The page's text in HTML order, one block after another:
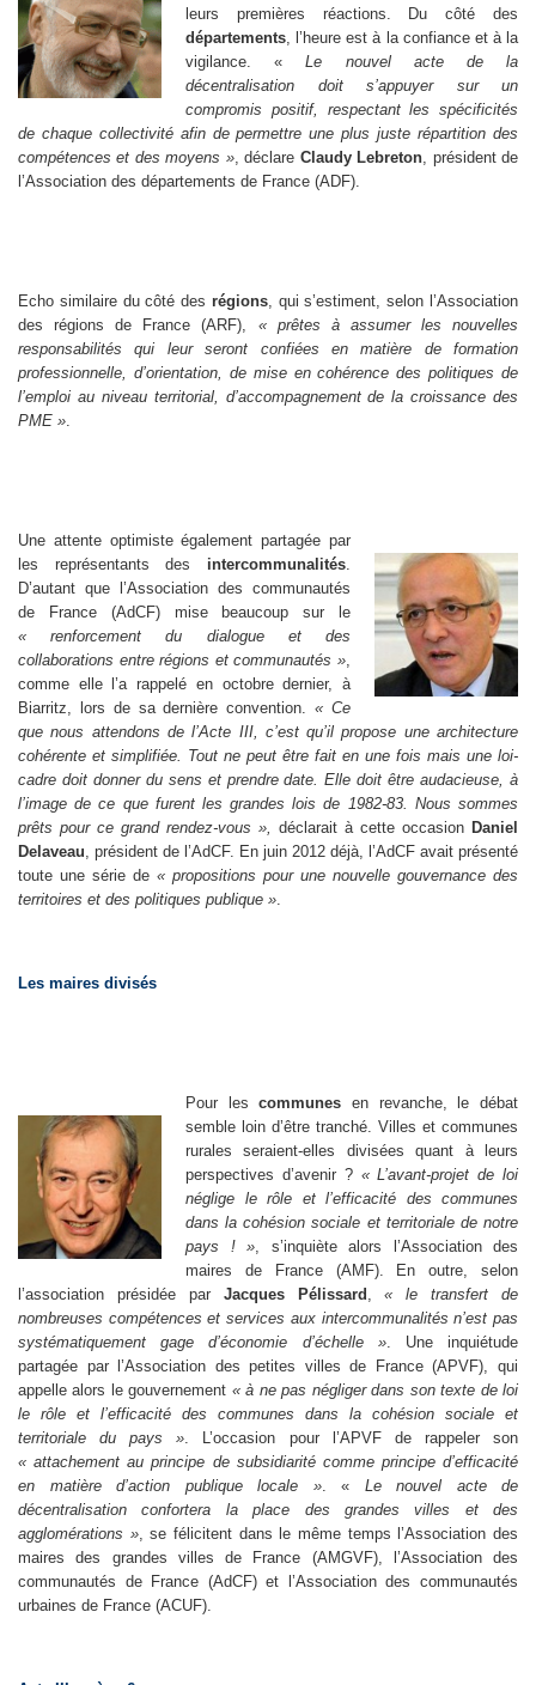
leurs premières réactions. Du côté des
départements, l’heure est à la confiance et à la
vigilance. «Le nouvel acte de la
décentralisation doit s’appuyer sur un
compromis positif, respectant les spécificités
de chaque collectivité afin de permettre une plus juste répartition des
compétences et des moyens », déclare Claudy Lebreton, président de
l’Association des départements de France (ADF).
Echo similaire du côté des régions, qui s’estiment, selon l’Association
des régions de France (ARF), « prêtes à assumer les nouvelles
responsabilités qui leur seront confiées en matière de formation
professionnelle, d’orientation, de mise en cohérence des politiques de
l’emploi au niveau territorial, d’accompagnement de la croissance des
PME ».
Une attente optimiste également partagée par
les représentants des intercommunalités.
D’autant que l’Association des communautés
de France (AdCF) mise beaucoup sur le
« renforcement du dialogue et des
collaborations entre régions et communautés »,
comme elle l’a rappelé en octobre dernier, à
Biarritz, lors de sa dernière convention.« Ce
que nous attendons de l’Acte III, c’est qu’il propose une architecture
cohérente et simplifiée. Tout ne peut être fait en une fois mais une loi-
cadre doit donner du sens et prendre date. Elle doit être audacieuse, à
l’image de ce que furent les grandes lois de 1982-83. Nous sommes
prêts pour ce grand rendez-vous », déclarait à cette occasion Daniel
Delaveau, président de l’AdCF. En juin 2012 déjà, l’AdCF avait présenté
toute une série de « propositions pour une nouvelle gouvernance des
territoires et des politiques publique ».
Les maires divisés
Pour les communes en revanche, le débat
semble loin d’être tranché. Villes et communes
rurales seraient-elles divisées quant à leurs
perspectives d’avenir ? « L’avant-projet de loi
néglige le rôle et l’efficacité des communes
dans la cohésion sociale et territoriale de notre
pays ! », s’inquiète alors l’Association des
maires de France (AMF). En outre, selon
l’association présidée par Jacques Pélissard ,« le transfert de
nombreuses compétences et services aux intercommunalités n’est pas
systématiquement gage d’économie d’échelle ». Une inquiétude
partagée par l’Association des petites villes de France (APVF), qui
appelle alors le gouvernement « à ne pas négliger dans son texte de loi
le rôle et l’efficacité des communes dans la cohésion sociale et
territoriale du pays ». L’occasion pour l’APVF de rappeler son
« attachement au principe de subsidiarité comme principe d’efficacité
en matière d’action publique locale ». « Le nouvel acte de
décentralisation confortera la place des grandes villes et des
agglomérations », se félicitent dans le même temps l’Association des
maires des grandes villes de France (AMGVF), l’Association des
communautés de France (AdCF) et l’Association des communautés
urbaines de France (ACUF).